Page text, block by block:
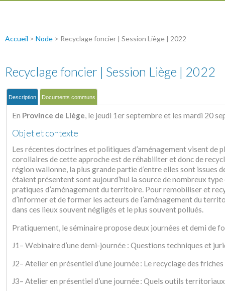
Accueil > Node > Recyclage foncier | Session Liège | 2022
Recyclage foncier | Session Liège | 2022
Description Documents communs
En Province de Liège, le jeudi 1er septembre et les mardi 20
Objet et contexte
Les récentes doctrines et politiques d’aménagement visent
corollaires de cette approche est de réhabiliter et donc de
région wallonne, la plus grande partie d’entre elles sont
étaient présentent sont aujourd’hui la source de nombreux
pratiques d’aménagement du territoire. Pour remobiliser et
d’informer et de former les acteurs de l’aménagement du
dans ces lieux souvent négligés et le plus souvent pollués.
Pratiquement, le séminaire propose deux journées et demi de
J1– Webinaire d’une demi-journée : Questions techniques et
J2– Atelier en présentiel d’une journée : Le recyclage des
J3– Atelier en présentiel d’une journée : Quels outils